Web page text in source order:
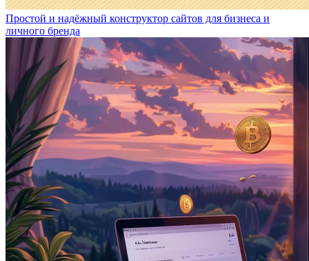
Простой и надёжный конструктор сайтов для бизнеса и
личного бренда